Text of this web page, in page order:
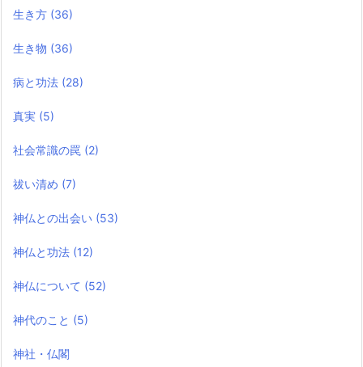
生き方 (36)
生き物 (36)
病と功法 (28)
真実 (5)
社会常識の罠 (2)
祓い清め (7)
神仏との出会い (53)
神仏と功法 (12)
神仏について (52)
神代のこと (5)
神社・仏閣